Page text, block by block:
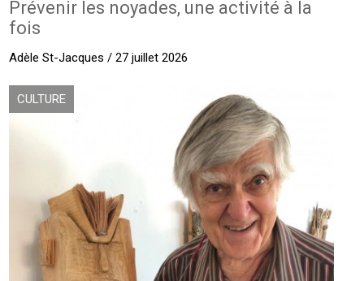
Prévenir les noyades, une activité à la
fois
Adèle St-Jacques / 27 juillet 2026
CULTURE